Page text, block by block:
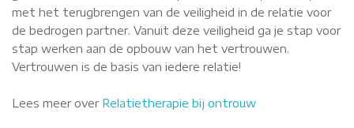
met het terugbrengen van de veiligheid in de relatie voor
de bedrogen partner. Vanuit deze veiligheid ga je stap voor
stap werken aan de opbouw van het vertrouwen.
Vertrouwen is de basis van iedere relatie!
Lees meer over Relatietherapie bij ontrouw